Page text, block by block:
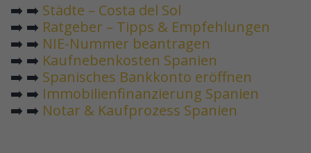
➡️ ➡️ Städte – Costa del Sol
➡️ ➡️ Ratgeber – Tipps & Empfehlungen
➡️ ➡️ NIE-Nummer beantragen
➡️ ➡️ Kaufnebenkosten Spanien
➡️ ➡️ Spanisches Bankkonto eröffnen
➡️ ➡️ Immobilienfinanzierung Spanien
➡️ ➡️ Notar & Kaufprozess Spanien